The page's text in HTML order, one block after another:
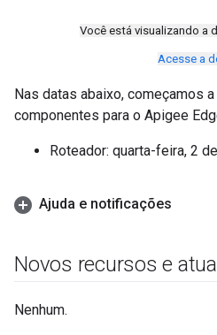
Você está visualizando a
Acesse a
Nas datas abaixo, começamos
componentes para o Apigee
Roteador: quarta-feira, 2
Ajuda e notificações
Novos recursos e
Nenhum.